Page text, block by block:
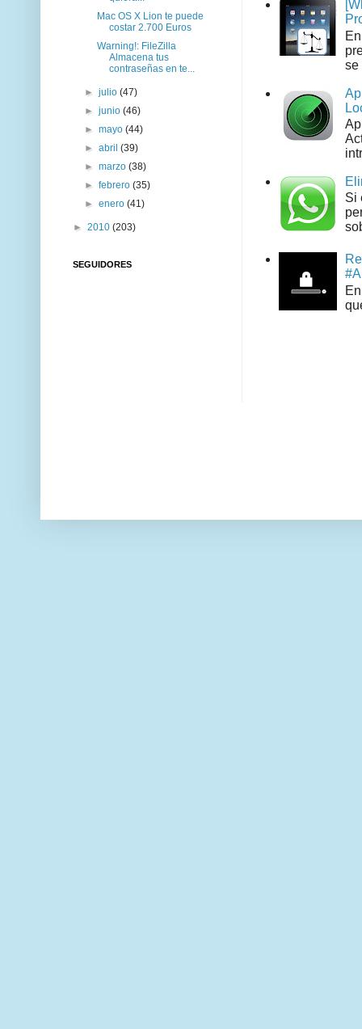
se
Si
Mac OS X Lion te puede
costar 2.700 Euros
Warning!: FileZilla
Almacena tus
contraseñas en te...
►julio(47)
►junio(46)
►mayo(44)
►abril(39)
►marzo(38)
►febrero(35)
►enero(41)
► 2010 (203)
SEGUIDORES